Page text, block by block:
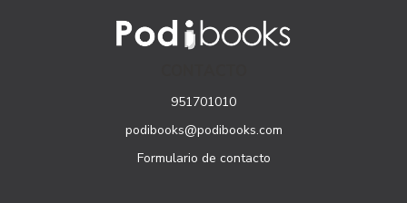
951701010
podibooks@podibooks.com
Formulario de contacto